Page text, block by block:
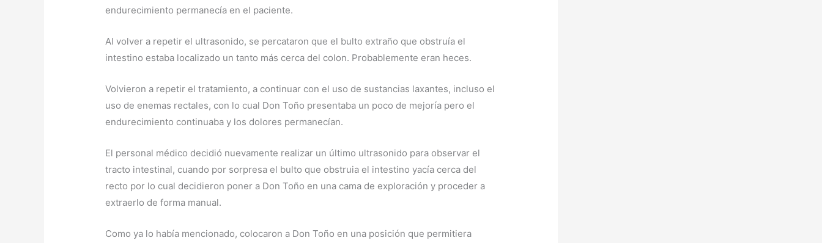
endurecimiento permanecía en el paciente.
Al volver a repetir el ultrasonido, se percataron que el bulto extraño que obstruía el
intestino estaba localizado un tanto más cerca del colon. Probablemente eran heces.
Volvieron a repetir el tratamiento, a continuar con el uso de sustancias laxantes, incluso el
uso de enemas rectales, con lo cual Don Toño presentaba un poco de mejoría pero el
endurecimiento continuaba y los dolores permanecían.
El personal médico decidió nuevamente realizar un último ultrasonido para observar el
tracto intestinal, cuando por sorpresa el bulto que obstruia el intestino yacía cerca del
recto por lo cual decidieron poner a Don Toño en una cama de exploración y proceder a
extraerlo de forma manual.
Como ya lo había mencionado, colocaron a Don Toño en una posición que permitiera